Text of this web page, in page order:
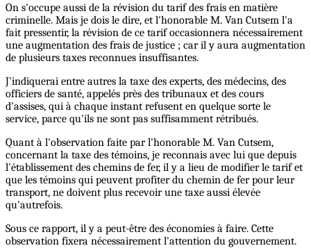
On s'occupe aussi de la révision du tarif des frais en matière
criminelle. Mais je dois le dire, et l'honorable M. Van Cutsem l'a
fait pressentir, la révision de ce tarif occasionnera nécessairement
une augmentation des frais de justice ; car il y aura augmentation
de plusieurs taxes reconnues insuffisantes.
J'indiquerai entre autres la taxe des experts, des médecins, des
officiers de santé, appelés près des tribunaux et des cours
d'assises, qui à chaque instant refusent en quelque sorte le
service, parce qu'ils ne sont pas suffisamment rétribués.
Quant à l'observation faite par l'honorable M. Van Cutsem,
concernant la taxe des témoins, je reconnais avec lui que depuis
l'établissement des chemins de fer, il y a lieu de modifier le tarif et
que les témoins qui peuvent profiter du chemin de fer pour leur
transport, ne doivent plus recevoir une taxe aussi élevée
qu'autrefois.
Sous ce rapport, il y a peut-être des économies à faire. Cette
observation fixera nécessairement l'attention du gouvernement.